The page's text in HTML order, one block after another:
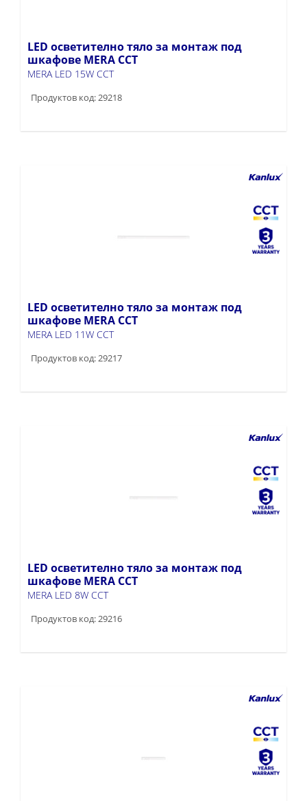
LED осветително тяло за монтаж под
шкафове MERA CCT
MERA LED 15W CCT
Продуктов код: 29218
LED осветително тяло за монтаж под
шкафове MERA CCT
MERA LED 11W CCT
Продуктов код: 29217
LED осветително тяло за монтаж под
шкафове MERA CCT
MERA LED 8W CCT
Продуктов код: 29216